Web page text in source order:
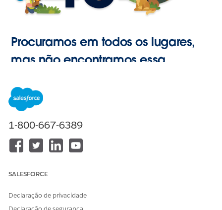
Procuramos em todos os lugares,
mas não encontramos essa
1-800-667-6389
SALESFORCE
Declaração de privacidade